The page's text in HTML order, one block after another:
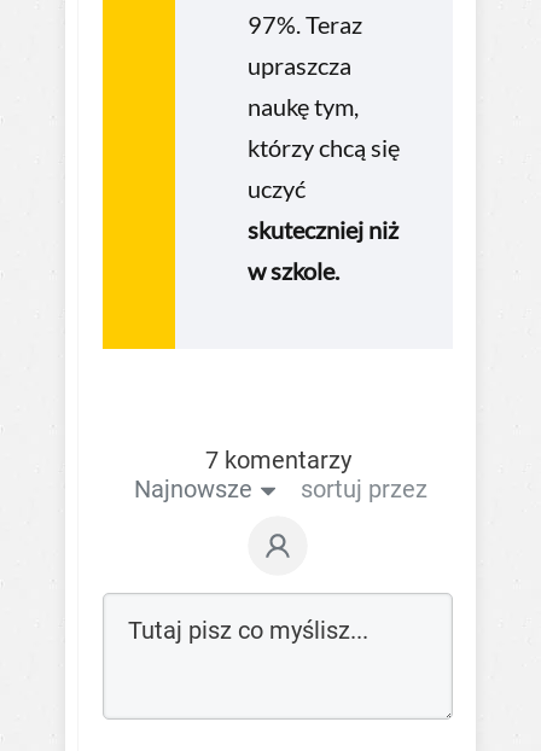
97%. Teraz
upraszcza
naukę tym,
którzy chcą się
uczyć
skuteczniej niż
w szkole.
7 komentarzy
Najnowsze
sortuj przez